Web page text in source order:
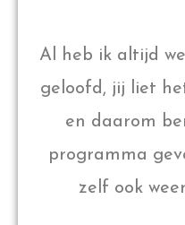
Al heb ik altijd
geloofd, jij liet
en daarom
programma
zelf ook